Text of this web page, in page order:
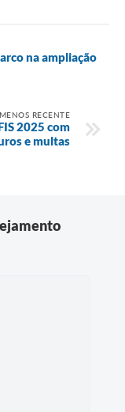
na ampliação
RECENTE
2025 com
e multas